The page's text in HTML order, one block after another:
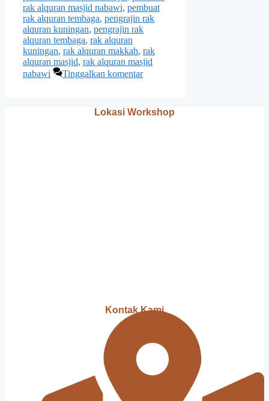
rak alquran masjid nabawi, pembuat
rak alquran tembaga, pengrajin rak
alquran kuningan, pengrajin rak
alquran tembaga, rak alquran
kuningan, rak alquran makkah, rak
alquran masjid, rak alquran masjid
nabawi
Tinggalkan komentar
Lokasi Workshop
Kontak Kami